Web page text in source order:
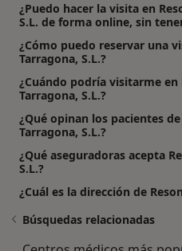
¿Puedo hacer la visita en
S.L. de forma online, sin
¿Cómo puedo reservar una
Tarragona, S.L.?
¿Cuándo podría visitarme en
Tarragona, S.L.?
¿Qué opinan los pacientes
Tarragona, S.L.?
¿Qué aseguradoras acepta
S.L.?
¿Cuál es la dirección de
Búsquedas relacionadas